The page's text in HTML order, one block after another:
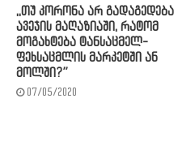
,,თუ კორონა არ გადაგედება
ავეჯის მაღაზიაში, რატომ
მოგახტება ტანსაცმელ-
ფეხსაცმლის მარკეტში ან
მოლში?”
07/05/2020